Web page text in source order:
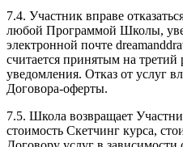
7.4. Участник вправе
любой Программой Школы,
электронной почте
считается принятым на
уведомления. Отказ от услуг
Договора-оферты.
7.5. Школа возвращает
стоимость Скетчинг курса,